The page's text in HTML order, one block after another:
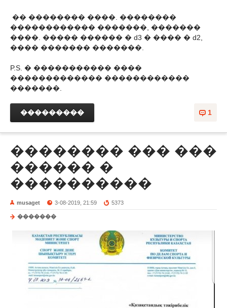
�� �������� ����. ��������
������������ �������, �������
����. ����� ������ � d3 � ���� � d2,
���� ������� �������.
P.S. � ����������� ����
������������� ������������
�������.
1
���������
�������� ��� ���
������ �
����������
musaget 3-08-2019, 21:59 5373
�������